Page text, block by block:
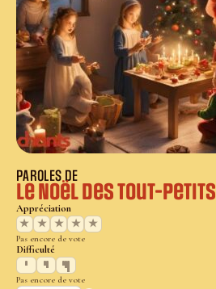
PAROLES DE
Le Noël des tout-petits
Appréciation
★
★ ★ ★ ★
Pas encore de vote
Difficulté
Pas encore de vote